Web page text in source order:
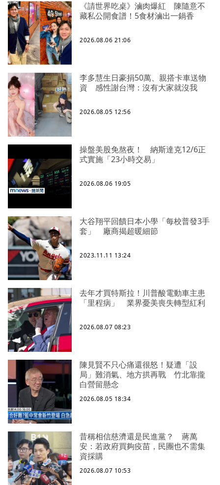
《請世界吃桌》滷肉爆紅 陳隨意不
藏私公開食譜！5食材滷出一鍋香
2026.08.06 21:06
李多慧生日豪捐50萬、親搭卡車送物
資 感性謝台灣：沒有大家就沒我
2026.08.05 12:56
操盤美股免熬夜！ 納斯達克12/6正
式實施「23小時交易」
2026.08.06 19:05
大谷翔平回饋日本小學「每校普發3手
套」 廠商揭超暖細節
2023.11.11 13:24
去年才買特斯拉！川普酸電動車主患
「里程病」 業界憂美喪失轉型紅利
2026.08.07 08:23
陳見賢不只心痛還很怒！疑遭「設
局」難消氣、地方拱再戰 竹北靠攏
白營留懸念
2026.08.05 18:34
昔稱相信慈濟還是民進黨？ 蔣萬
安：若政府買夠疫苗，民團也不需集
資採購
2026.08.07 10:53